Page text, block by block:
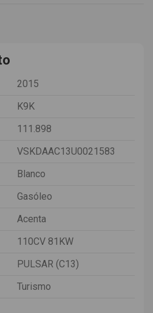
2015
K9K
111.898
VSKDAAC13U0021583
Blanco
Gasóleo
Acenta
110CV 81KW
PULSAR (C13)
Turismo